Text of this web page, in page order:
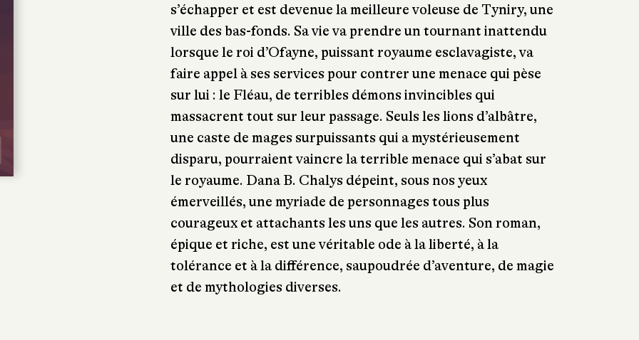
s’échapper et est devenue la meilleure voleuse de Tyniry, une
ville des bas-fonds. Sa vie va prendre un tournant inattendu
lorsque le roi d’Ofayne, puissant royaume esclavagiste, va
faire appel à ses services pour contrer une menace qui pèse
sur lui : le Fléau, de terribles démons invincibles qui
massacrent tout sur leur passage. Seuls les lions d’albâtre,
une caste de mages surpuissants qui a mystérieusement
disparu, pourraient vaincre la terrible menace qui s’abat sur
le royaume. Dana B. Chalys dépeint, sous nos yeux
émerveillés, une myriade de personnages tous plus
courageux et attachants les uns que les autres. Son roman,
épique et riche, est une véritable ode à la liberté, à la
tolérance et à la différence, saupoudrée d’aventure, de magie
et de mythologies diverses.